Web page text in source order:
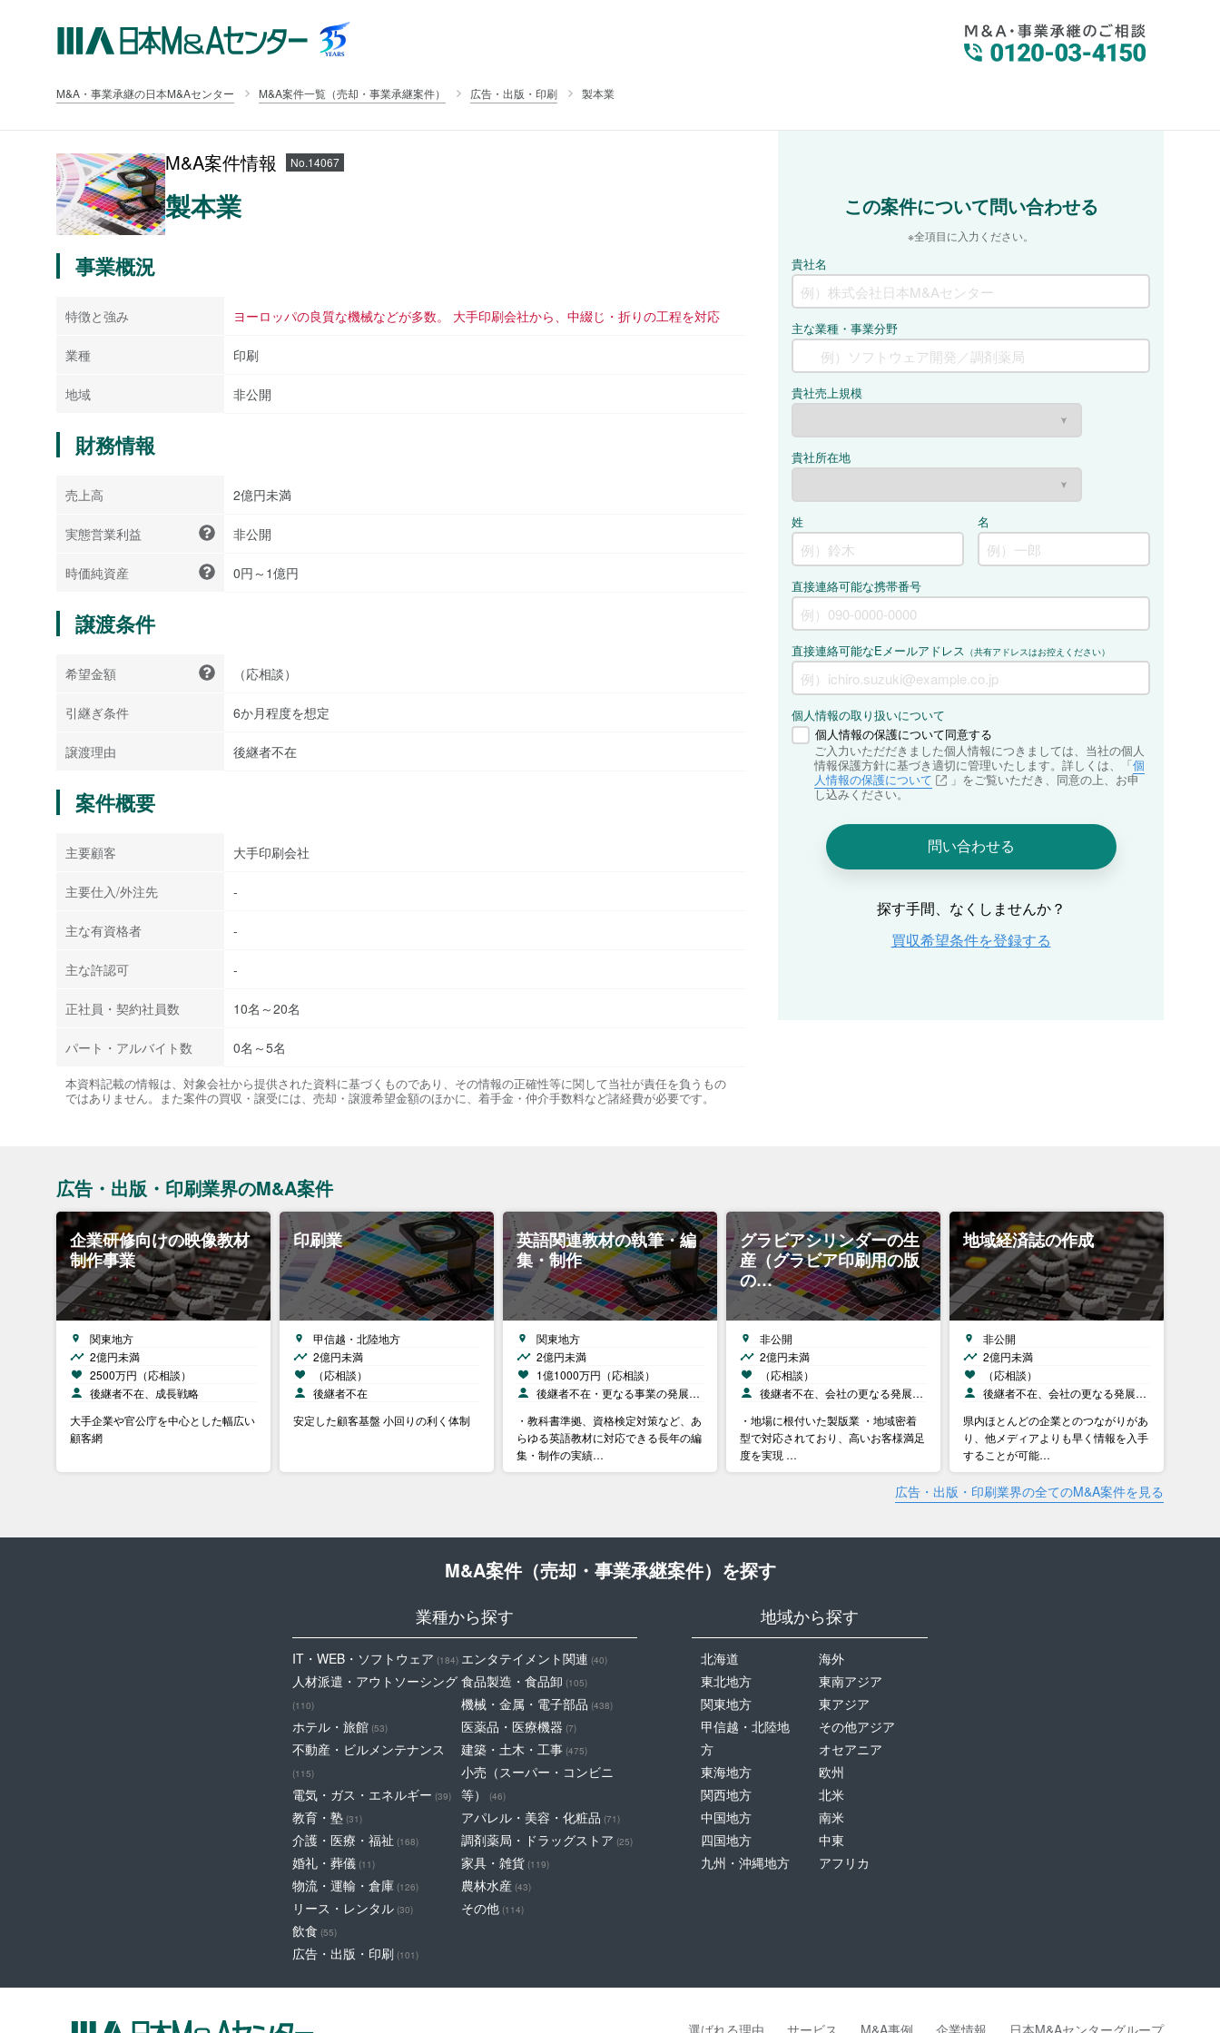
M&A・事業承継の日本M&Aセンター M&A案件一覧（売却・事業承継案件） 広告・出版・印刷 製本業
M&A案件情報 No.14067
製本業
事業概況
特徴と強み ヨーロッパの良質な機械などが多数。 大手印刷会社から、中綴じ・折りの工程を対応
業種 印刷
地域 非公開
財務情報
売上高 2億円未満
実態営業利益 非公開
時価純資産 0円～1億円
譲渡条件
希望金額 （応相談）
引継ぎ条件 6か月程度を想定
譲渡理由 後継者不在
案件概要
主要顧客 大手印刷会社
主要仕入/外注先 -
主な有資格者 -
主な許認可 -
正社員・契約社員数 10名～20名
パート・アルバイト数 0名～5名
本資料記載の情報は、対象会社から提供された資料に基づくものであり、その情報の正確性等に関して当社が責任を負うもの
ではありません。また案件の買収・譲受には、売却・譲渡希望金額のほかに、着手金・仲介手数料など諸経費が必要です。
広告・出版・印刷業界のM&A案件
企業研修向けの映像教材
制作事業
関東地方
2億円未満
2500万円（応相談）
後継者不在、成長戦略
大手企業や官公庁を中心とした幅広い
顧客網
印刷業
甲信越・北陸地方
2億円未満
（応相談）
後継者不在
安定した顧客基盤 小回りの利く体制
英語関連教材の執筆・編
集・制作
関東地方
2億円未満
1億1000万円（応相談）
後継者不在・更なる事業の発展…
・教科書準拠、資格検定対策など、あ
らゆる英語教材に対応できる長年の編
集・制作の実績…
グラビアシリンダーの生
産（グラビア印刷用の版
の…
非公開
2億円未満
（応相談）
後継者不在、会社の更なる発展…
・地場に根付いた製版業 ・地域密着
型で対応されており、高いお客様満足
度を実現 …
地域経済誌の作成
非公開
2億円未満
（応相談）
後継者不在、会社の更なる発展…
県内ほとんどの企業とのつながりがあ
り、他メディアよりも早く情報を入手
することが可能…
広告・出版・印刷業界の全てのM&A案件を見る
M&A案件（売却・事業承継案件）を探す
業種から探す
IT・WEB・ソフトウェア (184)
人材派遣・アウトソーシング
(110)
ホテル・旅館 (53)
不動産・ビルメンテナンス
(115)
電気・ガス・エネルギー (39)
教育・塾 (31)
介護・医療・福祉 (168)
婚礼・葬儀 (11)
物流・運輸・倉庫 (126)
リース・レンタル (30)
飲食 (55)
広告・出版・印刷 (101)
エンタテイメント関連 (40)
食品製造・食品卸 (105)
機械・金属・電子部品 (438)
医薬品・医療機器 (7)
建築・土木・工事 (475)
小売（スーパー・コンビニ
等）
(46)
アパレル・美容・化粧品 (71)
調剤薬局・ドラッグストア (25)
家具・雑貨 (119)
農林水産 (43)
その他 (114)
地域から探す
北海道
東北地方
関東地方
甲信越・北陸地
方
東海地方
関西地方
中国地方
四国地方
九州・沖縄地方
海外
東南アジア
東アジア
その他アジア
オセアニア
欧州
北米
南米
中東
アフリカ
選ばれる理由 サービス M&A事例 企業情報 日本M&Aセンターグループ